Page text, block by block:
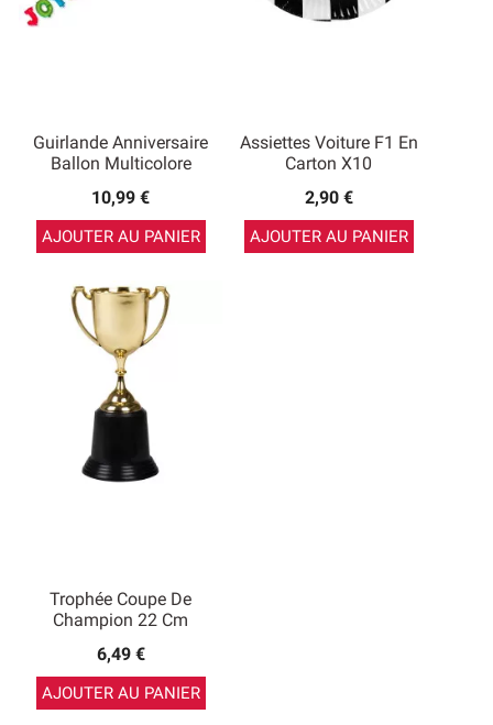
Guirlande Anniversaire
Ballon Multicolore
10,99 €
AJOUTER AU PANIER
Assiettes Voiture F1 En
Carton X10
2,90 €
AJOUTER AU PANIER
Trophée Coupe De
Champion 22 Cm
6,49 €
AJOUTER AU PANIER